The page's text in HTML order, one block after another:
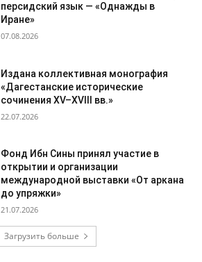
персидский язык — «Однажды в
Иране»
07.08.2026
Издана коллективная монография
«Дагестанские исторические
сочинения XV–XVIII вв.»
22.07.2026
Фонд Ибн Сины принял участие в
открытии и организации
международной выставки «От аркана
до упряжки»
21.07.2026
Загрузить больше